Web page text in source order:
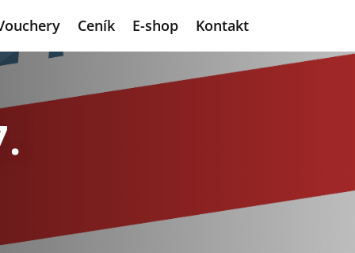
Ceník E-shop Kontakt